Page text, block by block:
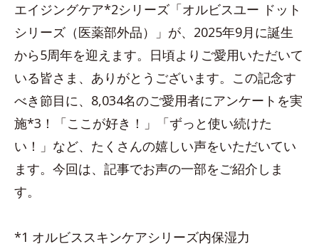
エイジングケア*2シリーズ「オルビスユー ドット
シリーズ（医薬部外品）」が、2025年9月に誕生
から5周年を迎えます。日頃よりご愛用いただいて
いる皆さま、ありがとうございます。この記念す
べき節目に、8,034名のご愛用者にアンケートを実
施*3！「ここが好き！」「ずっと使い続けた
い！」など、たくさんの嬉しい声をいただいてい
ます。今回は、記事でお声の一部をご紹介しま
す。
*1 オルビススキンケアシリーズ内保湿力